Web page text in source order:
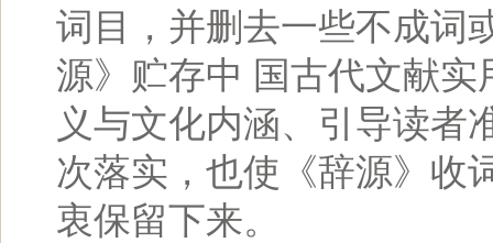
词目，并删去一些不成词
源》贮存中 国古代文献
义与文化内涵、引导读者
次落实，也使《辞源》收
衷保留下来。